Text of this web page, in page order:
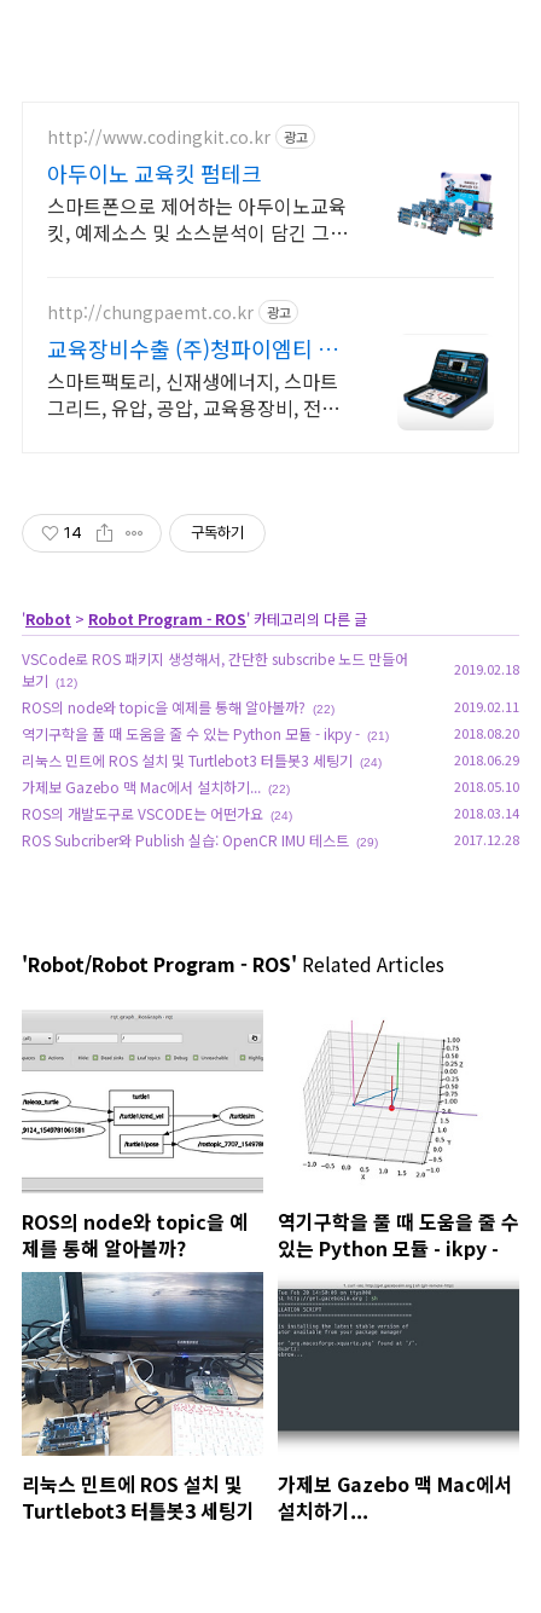
http://www.codingkit.co.kr 광고
아두이노 교육킷 펌테크
스마트폰으로 제어하는 아두이노교육
킷, 예제소스 및 소스분석이 담긴 그림
http://chungpaemt.co.kr 광고
교육장비수출 (주)청파이엠티 교
육장비 잘 만드는 업체
스마트팩토리, 신재생에너지, 스마트
그리드, 유압, 공압, 교육용장비, 전기
14 구독하기
'Robot > Robot Program - ROS' 카테고리의 다른 글
VSCode로 ROS 패키지 생성해서, 간단한 subscribe 노드 만들어
보기
(12)
2019.02.18
ROS의 node와 topic을 예제를 통해 알아볼까? (22) 2019.02.11
역기구학을 풀 때 도움을 줄 수 있는 Python 모듈 - ikpy - (21) 2018.08.20
리눅스 민트에 ROS 설치 및 Turtlebot3 터틀봇3 세팅기 (24) 2018.06.29
가제보 Gazebo 맥 Mac에서 설치하기... (22) 2018.05.10
ROS의 개발도구로 VSCODE는 어떤가요 (24) 2018.03.14
ROS Subcriber와 Publish 실습: OpenCR IMU 테스트 (29) 2017.12.28
'Robot/Robot Program - ROS' Related Articles
ROS의 node와 topic을 예
제를 통해 알아볼까?
역기구학을 풀 때 도움을 줄 수
있는 Python 모듈 - ikpy -
리눅스 민트에 ROS 설치 및
Turtlebot3 터틀봇3 세팅기
가제보 Gazebo 맥 Mac에서
설치하기...